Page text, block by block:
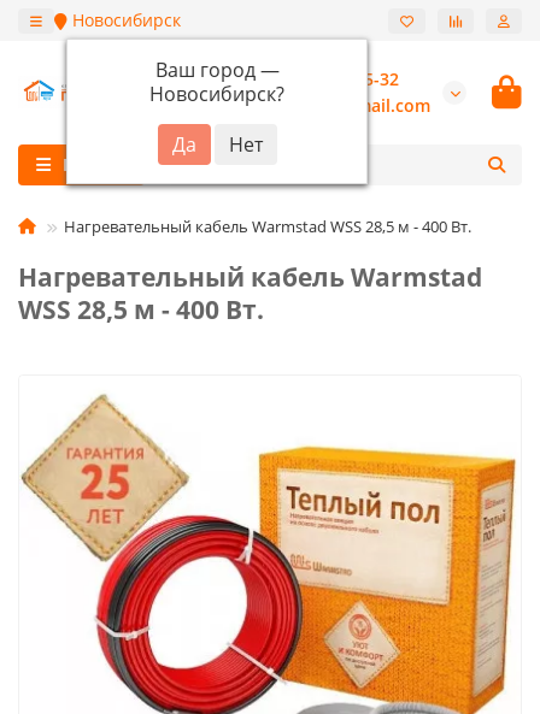
Новосибирск
Ваш город —
Новосибирск?
+7 (913) 987-55-32
burannsk@gmail.com
Каталог
Нагревательный кабель Warmstad WSS 28,5 м - 400 Вт.
Нагревательный кабель Warmstad
WSS 28,5 м - 400 Вт.